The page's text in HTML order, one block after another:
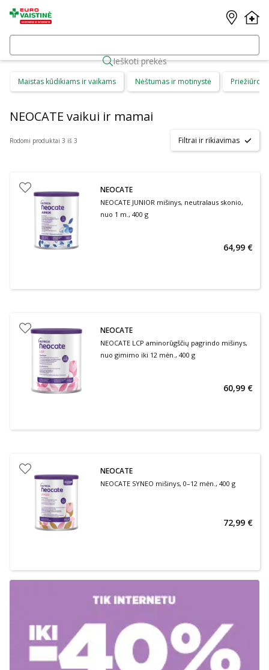
Ieškoti prekės
Maistas kūdikiams ir vaikams Nėštumas ir motinystė Priežiūros
NEOCATE vaikui ir mamai
Rodomi produktai 3 iš 3 Filtrai ir rikiavimas
NEOCATE
NEOCATE JUNIOR mišinys, neutralaus skonio,
nuo 1 m., 400 g
64,99 €
NEOCATE
NEOCATE LCP aminorūgščių pagrindo mišinys,
nuo gimimo iki 12 mėn., 400 g
60,99 €
NEOCATE
NEOCATE SYNEO mišinys, 0–12 mėn., 400 g
72,99 €